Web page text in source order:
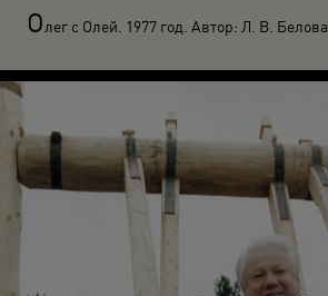
Олег с Олей. 1977 год. Автор: Л. В. Белова.